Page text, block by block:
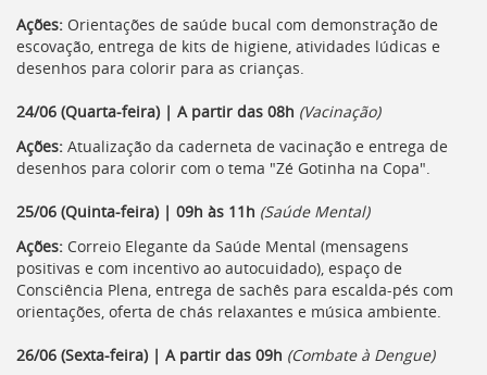
Ações: Orientações de saúde bucal com demonstração de
escovação, entrega de kits de higiene, atividades lúdicas e
desenhos para colorir para as crianças.
24/06 (Quarta-feira) | A partir das 08h (Vacinação)
Ações: Atualização da caderneta de vacinação e entrega de
desenhos para colorir com o tema "Zé Gotinha na Copa".
25/06 (Quinta-feira) | 09h às 11h (Saúde Mental)
Ações: Correio Elegante da Saúde Mental (mensagens
positivas e com incentivo ao autocuidado), espaço de
Consciência Plena, entrega de sachês para escalda-pés com
orientações, oferta de chás relaxantes e música ambiente.
26/06 (Sexta-feira) | A partir das 09h (Combate à Dengue)